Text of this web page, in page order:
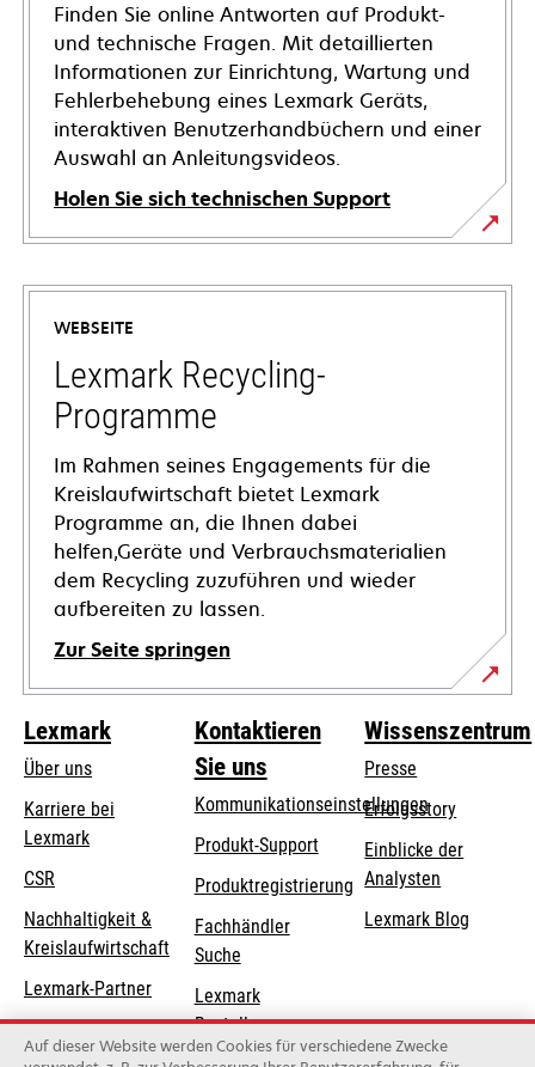
Finden Sie online Antworten auf Produkt-
und technische Fragen. Mit detaillierten
Informationen zur Einrichtung, Wartung und
Fehlerbehebung eines Lexmark Geräts,
interaktiven Benutzerhandbüchern und einer
Auswahl an Anleitungsvideos.
Holen Sie sich technischen Support
wird
in
neuen
Registerkarte
geöffnet
WEBSEITE
Lexmark Recycling-
Programme
Im Rahmen seines Engagements für die
Kreislaufwirtschaft bietet Lexmark
Programme an, die Ihnen dabei
helfen,Geräte und Verbrauchsmaterialien
dem Recycling zuzuführen und wieder
aufbereiten zu lassen.
Zur Seite springen
Lexmark
Über uns
Karriere bei
Lexmark
CSR
Nachhaltigkeit &
Kreislaufwirtschaft
Lexmark-Partner
Kontaktieren
Sie uns
Kommunikationseinstellungen
wird
in
einer
neuen
Registerkarte
geöffnet
Produkt-Supportwird
einer
neuen
Produktregistrierung
Fachhändler
Suche
Lexmark
Bestellungen
Wissenszentrum
Presse
Erfolgsstory
Einblicke der
Analysten
Lexmark Blog
Auf dieser Website werden Cookies für verschiedene Zwecke